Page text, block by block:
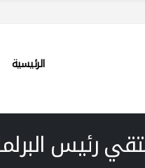
الرئيسية
رئيس